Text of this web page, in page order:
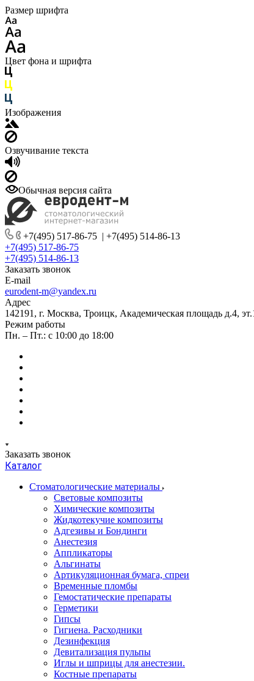
Размер шрифта
Цвет фона и шрифта
Изображения
Озвучивание текста
Обычная версия сайта
+7(495) 517-86-75 | +7(495) 514-86-13
+7(495) 517-86-75
+7(495) 514-86-13
Заказать звонок
E-mail
eurodent-m@yandex.ru
Адрес
142191, г. Москва, Троицк, Академическая площадь д.4,
Режим работы
Пн. – Пт.: с 10:00 до 18:00
Заказать звонок
Каталог
Стоматологические материалы
Световые композиты
Химические композиты
Жидкотекучие композиты
Адгезивы и Бондинги
Анестезия
Аппликаторы
Альгинаты
Артикуляционная бумага, спреи
Временные пломбы
Гемостатические препараты
Герметики
Гипсы
Гигиена. Расходники
Дезинфекция
Девитализация пульпы
Иглы и шприцы для анестезии.
Костные препараты